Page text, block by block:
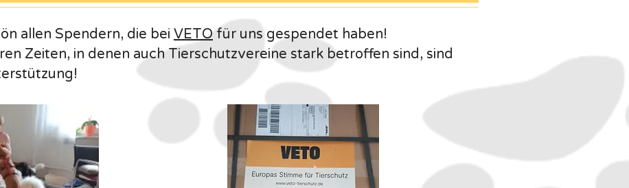
allen Spendern, die bei VETOfür uns gespendet haben!
Zeiten, in denen auch Tierschutzvereine stark betroffen sind, sind